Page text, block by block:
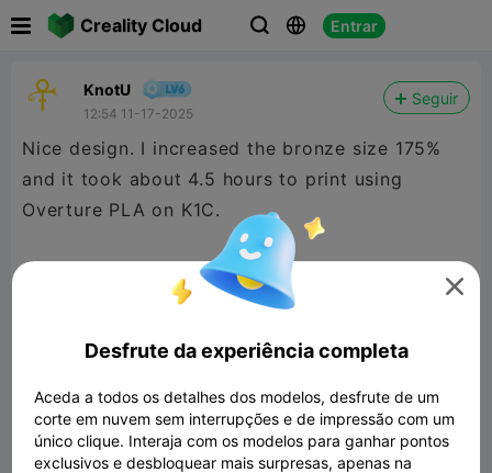
Creality Cloud   Entrar
KnotU
12:54 11-17-2025
Seguir
Nice design. I increased the bronze size 175%
and it took about 4.5 hours to print using
Overture PLA on K1C.
The small print is white Hyper-PLA and took
around 1.75 hours, if I remember correctly.
I found using tree support was the easiest but I
forgot to take a picture. Be careful removing
support. It is easy to snap off antler parts by
accident.

Desfrute da experiência completa
Aceda a todos os detalhes dos modelos, desfrute de um
corte em nuvem sem interrupções e de impressão com um
único clique. Interaja com os modelos para ganhar pontos
exclusivos e desbloquear mais surpresas, apenas na